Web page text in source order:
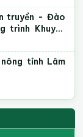
truyền - Đào
trình Khuyến
tỉnh Lâm